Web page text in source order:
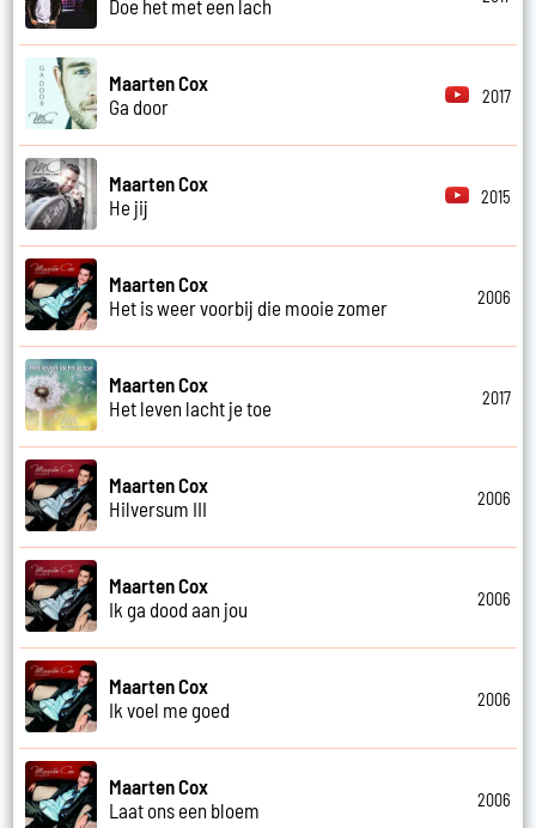
Doe het met een lach
Maarten Cox
Ga door
2017
Maarten Cox
He jij
2015
Maarten Cox
Het is weer voorbij die mooie zomer
2006
Maarten Cox
Het leven lacht je toe
2017
Maarten Cox
Hilversum III
2006
Maarten Cox
Ik ga dood aan jou
2006
Maarten Cox
Ik voel me goed
2006
Maarten Cox
Laat ons een bloem
2006